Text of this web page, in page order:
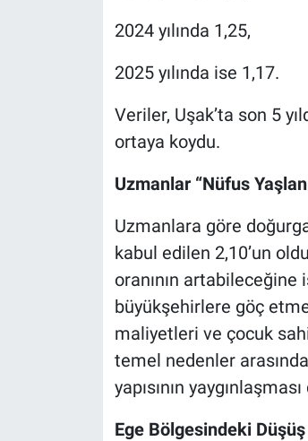
2024 yılında 1,25,
2025 yılında ise 1,17.
Veriler, Uşak’ta son 5
ortaya koydu.
Uzmanlar “Nüfus
Uzmanlara göre
kabul edilen 2,10’un
oranının
büyükşehirlere göç
maliyetleri ve çocuk
temel nedenler
yapısının
Ege Bölgesindeki